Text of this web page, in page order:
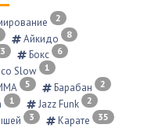
2
Айкидо 8
3 Бокс 6
Slow 1
5 Барабан 2
1 Jazz Funk 2
3 Карате 35